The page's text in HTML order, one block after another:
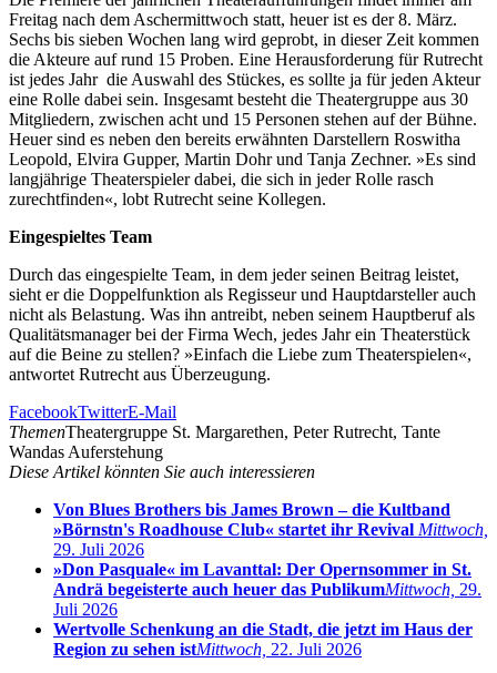
Freitag nach dem Aschermittwoch statt, heuer ist es der 8. März.
Sechs bis sieben Wochen lang wird geprobt, in dieser Zeit kommen
die Akteure auf rund 15 Proben. Eine Herausforderung für Rutrecht
ist jedes Jahr die Auswahl des Stückes, es sollte ja für jeden Akteur
eine Rolle dabei sein. Insgesamt besteht die Theatergruppe aus 30
Mitgliedern, zwischen acht und 15 Personen stehen auf der Bühne.
Heuer sind es neben den bereits erwähnten Darstellern Roswitha
Leopold, Elvira Gupper, Martin Dohr und Tanja Zechner. »Es sind
langjährige Theaterspieler dabei, die sich in jeder Rolle rasch
zurechtfinden«, lobt Rutrecht seine Kollegen.
Eingespieltes Team
Durch das eingespielte Team, in dem jeder seinen Beitrag leistet,
sieht er die Doppelfunktion als Regisseur und Hauptdarsteller auch
nicht als Belastung. Was ihn antreibt, neben seinem Hauptberuf als
Qualitätsmanager bei der Firma Wech, jedes Jahr ein Theaterstück
auf die Beine zu stellen? »Einfach die Liebe zum Theaterspielen«,
antwortet Rutrecht aus Überzeugung.
FacebookTwitterE-Mail
ThemenTheatergruppe St. Margarethen, Peter Rutrecht, Tante
Wandas Auferstehung
Diese Artikel könnten Sie auch interessieren
Von Blues Brothers bis James Brown – die Kultband
»Börnstn's Roadhouse Club« startet ihr Revival Mittwoch,
29. Juli 2026
»Don Pasquale« im Lavanttal: Der Opernsommer in St.
Andrä begeisterte auch heuer das PublikumMittwoch, 29.
Juli 2026
Wertvolle Schenkung an die Stadt, die jetzt im Haus der
Region zu sehen istMittwoch, 22. Juli 2026